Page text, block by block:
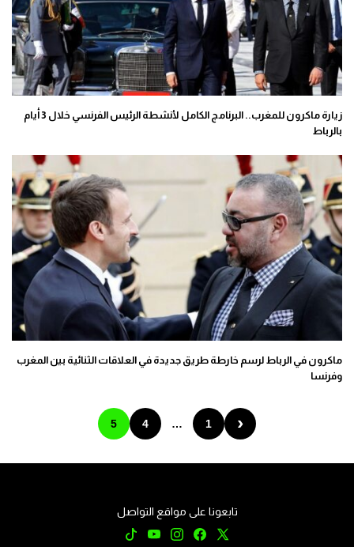
زيارة ماكرون للمغرب.. البرنامج الكامل لأنشطة الرئيس الفرنسي خلال 3 أيام
بالرباط
ماكرون في الرباط لرسم خارطة طريق جديدة في العلاقات الثنائية بين المغرب
وفرنسا
‹
1
…
4
5
تابعونا على مواقع التواصل